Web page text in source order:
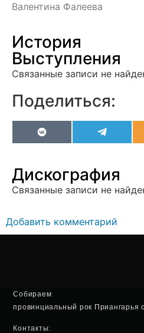
Валентина Фалеева
История
Выступления
Связанные записи не
Поделиться:
VK
Дискография
Связанные записи не
Добавить комментарий
Собираем
провинциальный рок Приангарья
Контакты: